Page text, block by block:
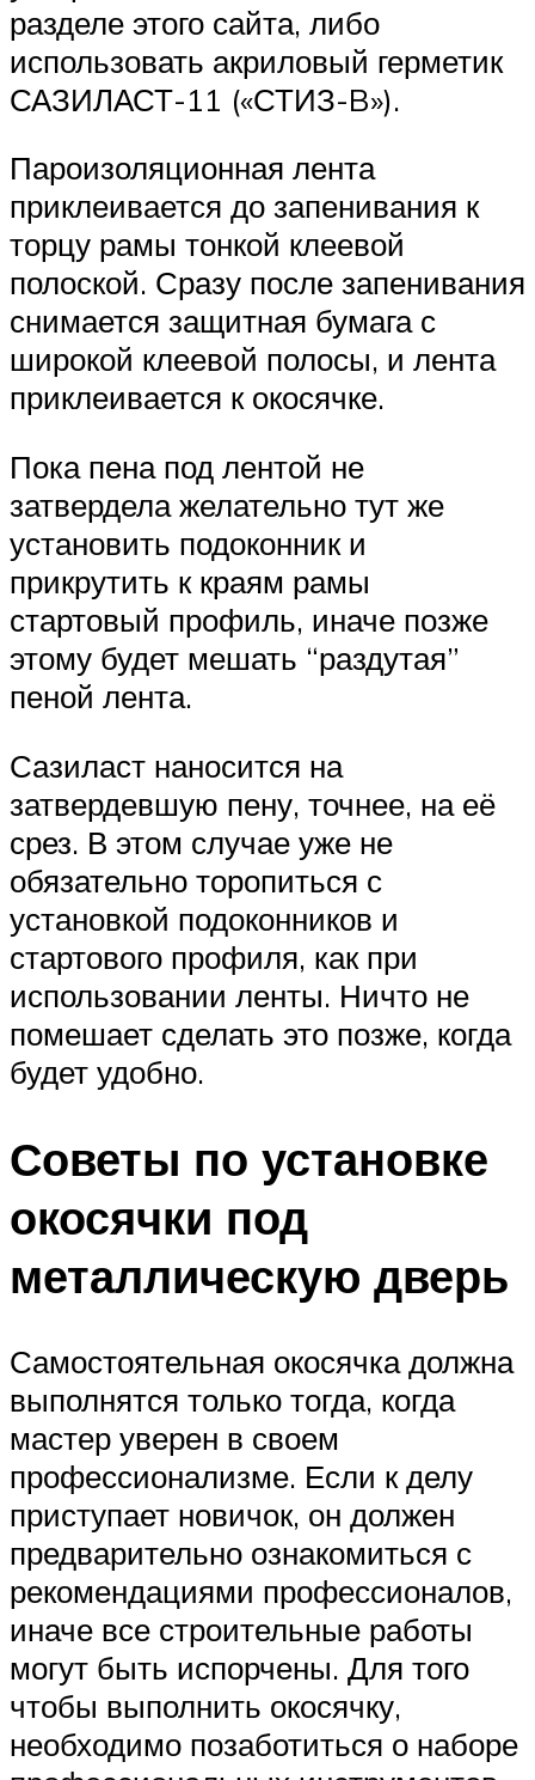
разделе этого сайта, либо
использовать акриловый герметик
САЗИЛАСТ-11 («СТИЗ-B»).
Пароизоляционная лента
приклеивается до запенивания к
торцу рамы тонкой клеевой
полоской. Сразу после запенивания
снимается защитная бумага с
широкой клеевой полосы, и лента
приклеивается к окосячке.
Пока пена под лентой не
затвердела желательно тут же
установить подоконник и
прикрутить к краям рамы
стартовый профиль, иначе позже
этому будет мешать “раздутая”
пеной лента.
Сазиласт наносится на
затвердевшую пену, точнее, на её
срез. В этом случае уже не
обязательно торопиться с
установкой подоконников и
стартового профиля, как при
использовании ленты. Ничто не
помешает сделать это позже, когда
будет удобно.
Советы по установке
окосячки под
металлическую дверь
Самостоятельная окосячка должна
выполнятся только тогда, когда
мастер уверен в своем
профессионализме. Если к делу
приступает новичок, он должен
предварительно ознакомиться с
рекомендациями профессионалов,
иначе все строительные работы
могут быть испорчены. Для того
чтобы выполнить окосячку,
необходимо позаботиться о наборе